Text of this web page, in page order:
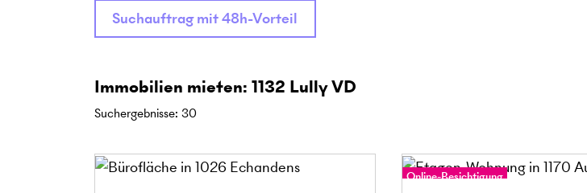
Suchauftrag mit 48h-Vorteil
Immobilien mieten: 1132 Lully VD
Suchergebnisse: 30
Online-Besichtigung